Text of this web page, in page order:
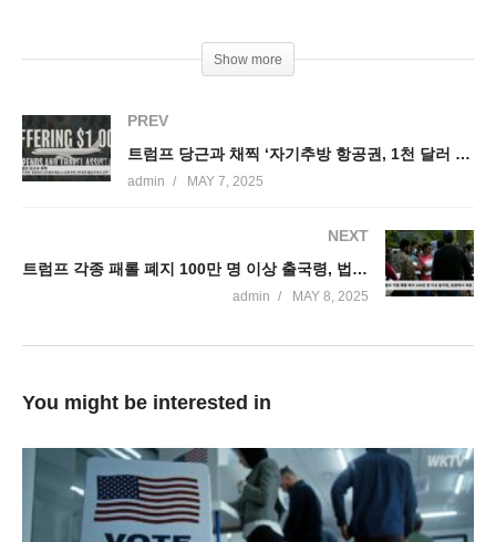
Show more
PREV
트럼프 당근과 채찍 ‘자기추방 항공권, 1천 달러 제공 vs 강제추방 1천 달러 벌금,미국금지’
admin MAY 7, 2025
NEXT
트럼프 각종 패롤 폐지 100만 명 이상 출국령, 법원에서 제동
admin MAY 8, 2025
You might be interested in